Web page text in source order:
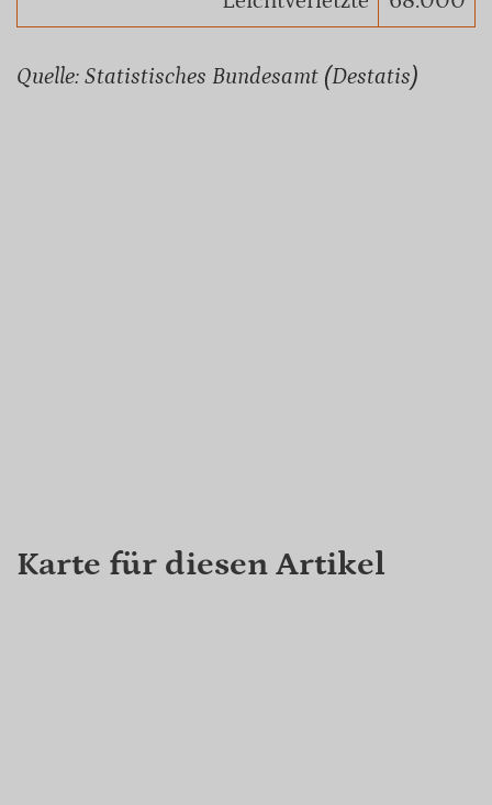
Quelle: Statistisches Bundesamt (Destatis)
Karte für diesen Artikel